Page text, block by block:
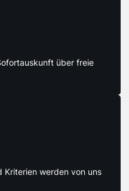
über freie
Kriterien werden von uns